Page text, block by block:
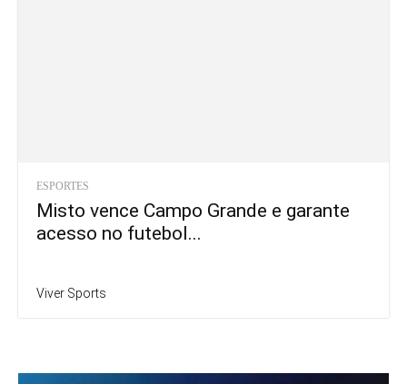
ESPORTES
Misto vence Campo Grande e garante
acesso no futebol...
Viver Sports